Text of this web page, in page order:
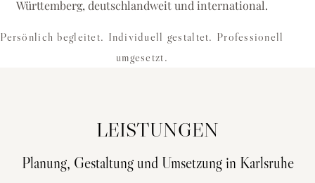
Württemberg, deutschlandweit und international.
Persönlich begleitet. Individuell gestaltet. Professionell
umgesetzt.
LEISTUNGEN
Planung, Gestaltung und Umsetzung in Karlsruhe